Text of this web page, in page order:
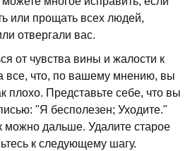
или прощать всех людей,
отвергали вас.
от чувства вины и жалости к
все, что, по вашему мнению, вы
плохо. Представьте себе, что вы
"Я бесполезен; Уходите."
можно дальше. Удалите старое
к следующему шагу.